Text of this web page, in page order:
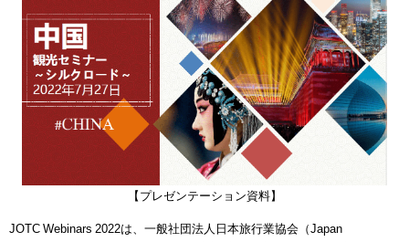
【プレゼンテーション資料】
JOTC Webinars 2022は、一般社団法人日本旅行業協会（Japan